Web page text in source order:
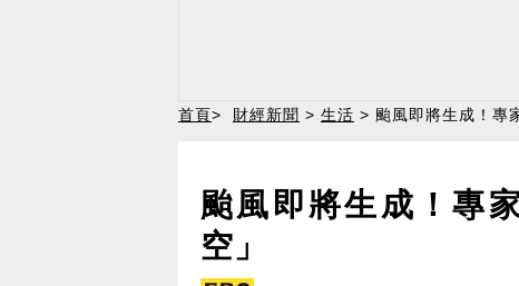
首頁> 財經新聞 > 生活 > 颱風即將生成！專
颱風即將生成！專
空」